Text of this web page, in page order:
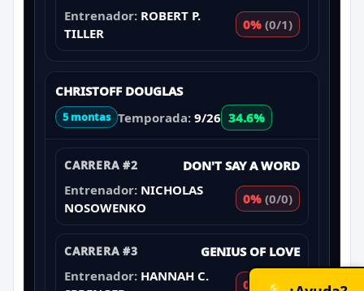
Entrenador: ROBERT P.
TILLER
0% (0/1)
CHRISTOFF DOUGLAS
5 montas Temporada: 9/26 34.6%
CARRERA #2
DON'T SAY A WORD
Entrenador: NICHOLAS
NOSOWENKO
0% (0/0)
CARRERA #3
GENIUS OF LOVE
Entrenador: HANNAH C.
0% (0/1)